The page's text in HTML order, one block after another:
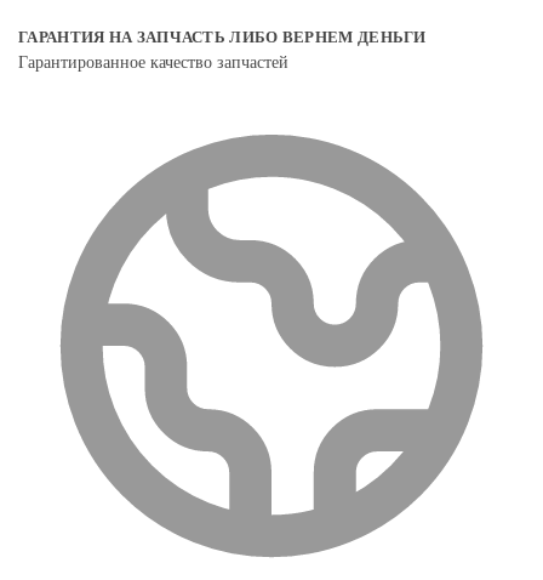
ГАРАНТИЯ НА ЗАПЧАСТЬ ЛИБО ВЕРНЕМ ДЕНЬГИ
Гарантированное качество запчастей